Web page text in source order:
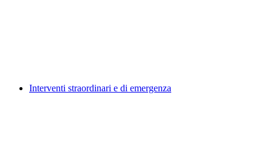
Interventi straordinari e di emergenza